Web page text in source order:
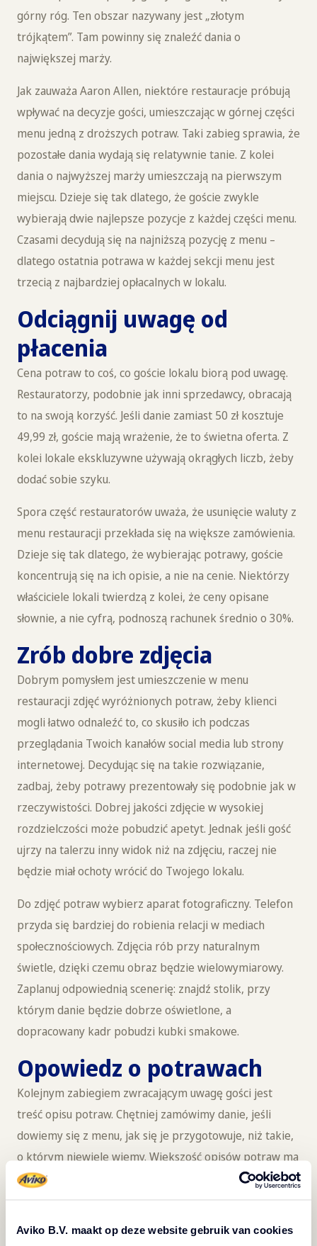
Aviko B.V. maakt op deze website gebruik van cookies
górny róg. Ten obszar nazywany jest „złotym
trójkątem”. Tam powinny się znaleźć dania o
największej marży.
Jak zauważa Aaron Allen, niektóre restauracje próbują
wpływać na decyzje gości, umieszczając w górnej części
menu jedną z droższych potraw. Taki zabieg sprawia, że
pozostałe dania wydają się relatywnie tanie. Z kolei
dania o najwyższej marży umieszczają na pierwszym
miejscu. Dzieje się tak dlatego, że goście zwykle
wybierają dwie najlepsze pozycje z każdej części menu.
Czasami decydują się na najniższą pozycję z menu –
dlatego ostatnia potrawa w każdej sekcji menu jest
trzecią z najbardziej opłacalnych w lokalu.
Odciągnij uwagę od
płacenia
Cena potraw to coś, co goście lokalu biorą pod uwagę.
Restauratorzy, podobnie jak inni sprzedawcy, obracają
to na swoją korzyść. Jeśli danie zamiast 50 zł kosztuje
49,99 zł, goście mają wrażenie, że to świetna oferta. Z
kolei lokale ekskluzywne używają okrągłych liczb, żeby
dodać sobie szyku.
Spora część restauratorów uważa, że usunięcie waluty z
menu restauracji przekłada się na większe zamówienia.
Dzieje się tak dlatego, że wybierając potrawy, goście
koncentrują się na ich opisie, a nie na cenie. Niektórzy
właściciele lokali twierdzą z kolei, że ceny opisane
słownie, a nie cyfrą, podnoszą rachunek średnio o 30%.
Zrób dobre zdjęcia
Dobrym pomysłem jest umieszczenie w menu
restauracji zdjęć wyróżnionych potraw, żeby klienci
mogli łatwo odnaleźć to, co skusiło ich podczas
przeglądania Twoich kanałów social media lub strony
internetowej. Decydując się na takie rozwiązanie,
zadbaj, żeby potrawy prezentowały się podobnie jak w
rzeczywistości. Dobrej jakości zdjęcie w wysokiej
rozdzielczości może pobudzić apetyt. Jednak jeśli gość
ujrzy na talerzu inny widok niż na zdjęciu, raczej nie
będzie miał ochoty wrócić do Twojego lokalu.
Do zdjęć potraw wybierz aparat fotograficzny. Telefon
przyda się bardziej do robienia relacji w mediach
społecznościowych. Zdjęcia rób przy naturalnym
świetle, dzięki czemu obraz będzie wielowymiarowy.
Zaplanuj odpowiednią scenerię: znajdź stolik, przy
którym danie będzie dobrze oświetlone, a
dopracowany kadr pobudzi kubki smakowe.
Opowiedz o potrawach
Kolejnym zabiegiem zwracającym uwagę gości jest
treść opisu potraw. Chętniej zamówimy danie, jeśli
dowiemy się z menu, jak się je przygotowuje, niż takie,
o którym niewiele wiemy. Większość opisów potraw ma
podobną długość, żeby pasować do układu strony.